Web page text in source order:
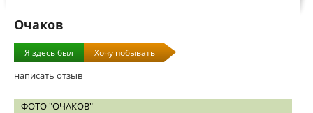
Очаков
Я здесь был Хочу побывать
написать отзыв
ФОТО "ОЧАКОВ"